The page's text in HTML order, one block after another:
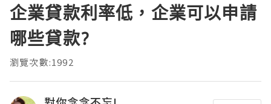
企業貸款利率低，企業可以申請
哪些貸款?
瀏覽次數:1992